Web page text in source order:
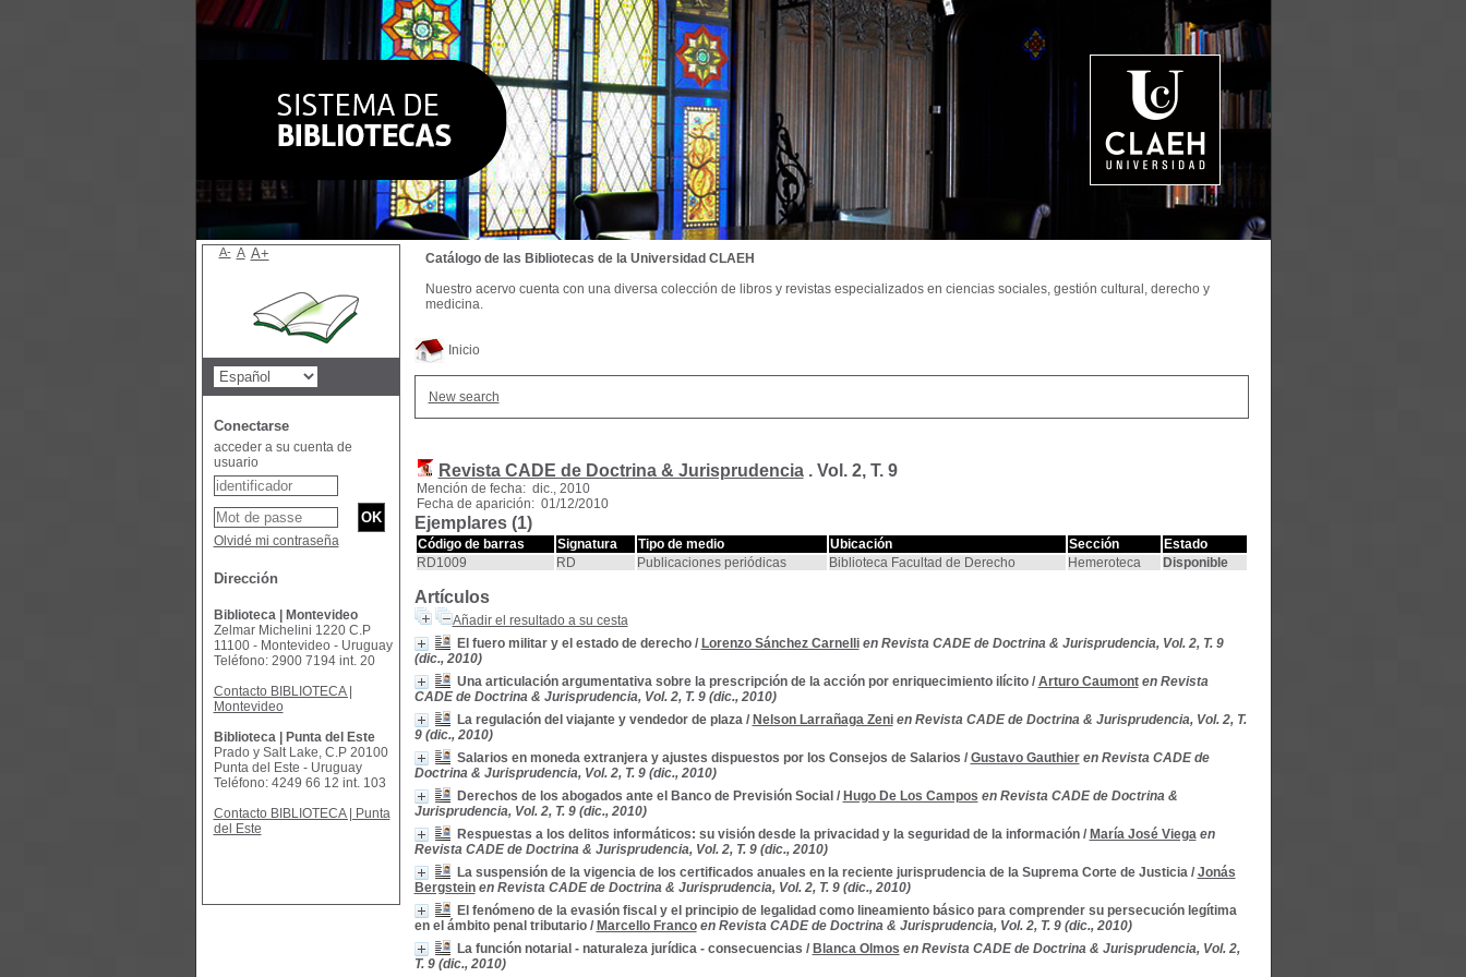
Inicio
New search
Revista CADE de Doctrina & Jurisprudencia. Vol. 2, T. 9
Mención de fecha: dic., 2010
Fecha de aparición: 01/12/2010
Ejemplares (1)
Código de barras Signatura Tipo de medio Ubicación Sección
Estado
RD1009
RD Publicaciones periódicas Biblioteca Facultad de Derecho Hemeroteca Disponible
Artículos
Añadir el resultado a su cesta
El fuero militar y el estado de derecho/ Lorenzo Sánchez Carnelli en Revista CADE de Doctrina & Jurisprudencia, Vol. 2, T. 9
(dic., 2010)
Una articulación argumentativa sobre la prescripción de la acción por enriquecimiento ilícito/ Arturo Caumont en Revista
CADE de Doctrina & Jurisprudencia, Vol. 2, T. 9 (dic., 2010)
La regulación del viajante y vendedor de plaza/ Nelson Larrañaga Zeni en Revista CADE de Doctrina & Jurisprudencia, Vol. 2, T.
9 (dic., 2010)
Salarios en moneda extranjera y ajustes dispuestos por los Consejos de Salarios / Gustavo Gauthier en Revista CADE de
Doctrina & Jurisprudencia, Vol. 2, T. 9 (dic., 2010)
Derechos de los abogados ante el Banco de Previsión Social / Hugo De Los Campos en Revista CADE de Doctrina &
Jurisprudencia, Vol. 2, T. 9 (dic., 2010)
Respuestas a los delitos informáticos: su visión desde la privacidad y la seguridad de la información/ María José Viega en
Revista CADE de Doctrina & Jurisprudencia, Vol. 2, T. 9 (dic., 2010)
La suspensión de la vigencia de los certificados anuales en la reciente jurisprudencia de la Suprema Corte de Justicia/ Jonás
Bergstein en Revista CADE de Doctrina & Jurisprudencia, Vol. 2, T. 9 (dic., 2010)
El fenómeno de la evasión fiscal y el principio de legalidad como lineamiento básico para comprender su persecución legítima
en el ámbito penal tributario/ Marcello Franco en Revista CADE de Doctrina & Jurisprudencia, Vol. 2, T. 9 (dic., 2010)
La función notarial - naturaleza jurídica - consecuencias / Blanca Olmos en Revista CADE de Doctrina & Jurisprudencia, Vol. 2,
T. 9 (dic., 2010)
Catálogo de las Bibliotecas de la Universidad CLAEH
Nuestro acervo cuenta con una diversa colección de libros y revistas especializados en ciencias sociales, gestión cultural, derecho y
medicina.
A- A A+
Conectarse
acceder a su cuenta de
usuario
Olvidé mi contraseña
Dirección
Biblioteca | Montevideo
Zelmar Michelini 1220 C.P
11100 - Montevideo - Uruguay
Teléfono: 2900 7194 int. 20
Contacto BIBLIOTECA |
Montevideo
Biblioteca | Punta del Este
Prado y Salt Lake, C.P 20100
Punta del Este - Uruguay
Teléfono: 4249 66 12 int. 103
Contacto BIBLIOTECA | Punta
del Este